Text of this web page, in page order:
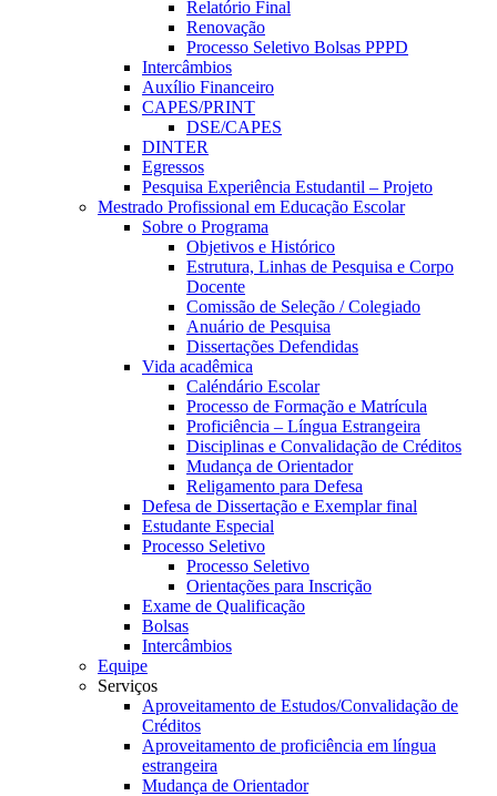
Relatório Final
Renovação
Processo Seletivo Bolsas PPPD
Intercâmbios
Auxílio Financeiro
CAPES/PRINT
DSE/CAPES
DINTER
Egressos
Pesquisa Experiência Estudantil – Projeto
Mestrado Profissional em Educação Escolar
Sobre o Programa
Objetivos e Histórico
Estrutura, Linhas de Pesquisa e Corpo
Docente
Comissão de Seleção / Colegiado
Anuário de Pesquisa
Dissertações Defendidas
Vida acadêmica
Caléndário Escolar
Processo de Formação e Matrícula
Proficiência – Língua Estrangeira
Disciplinas e Convalidação de Créditos
Mudança de Orientador
Religamento para Defesa
Defesa de Dissertação e Exemplar final
Estudante Especial
Processo Seletivo
Processo Seletivo
Orientações para Inscrição
Exame de Qualificação
Bolsas
Intercâmbios
Equipe
Serviços
Aproveitamento de Estudos/Convalidação de
Créditos
Aproveitamento de proficiência em língua
estrangeira
Mudança de Orientador